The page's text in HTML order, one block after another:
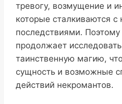
тревогу, возмущение и
которые сталкиваются с
последствиями.
продолжает исследовать
таинственную магию,
сущность и возможные
действий некромантов.